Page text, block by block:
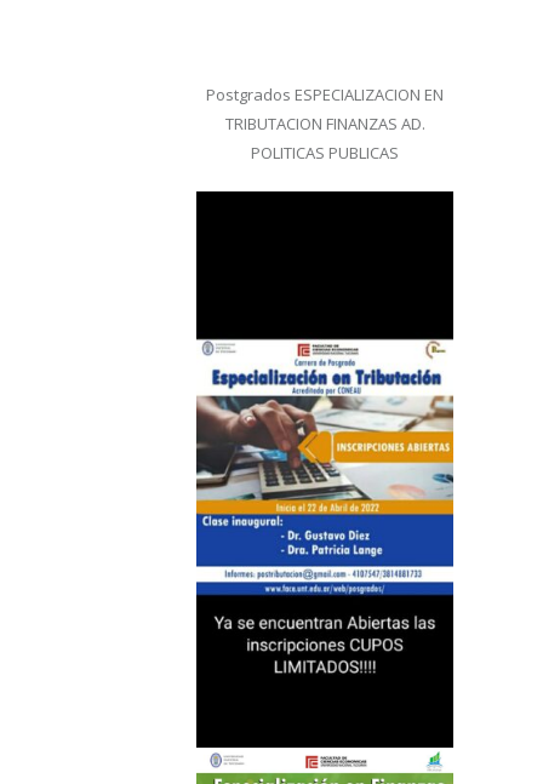
Postgrados ESPECIALIZACION EN
TRIBUTACION FINANZAS AD.
POLITICAS PUBLICAS